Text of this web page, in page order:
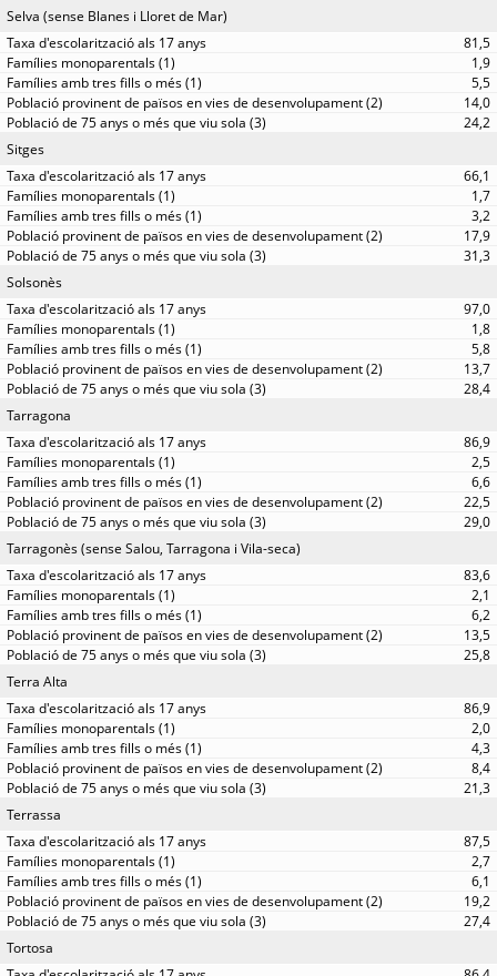
Selva (sense Blanes i Lloret de Mar)
81,5
1,9
5,5
14,0
24,2
Sitges
66,1
1,7
3,2
17,9
31,3
Solsonès
97,0
1,8
5,8
13,7
28,4
Tarragona
86,9
2,5
6,6
22,5
29,0
Tarragonès (sense Salou, Tarragona i Vila-seca)
83,6
2,1
6,2
13,5
25,8
Terra Alta
86,9
2,0
4,3
8,4
21,3
Terrassa
87,5
2,7
6,1
19,2
27,4
Tortosa